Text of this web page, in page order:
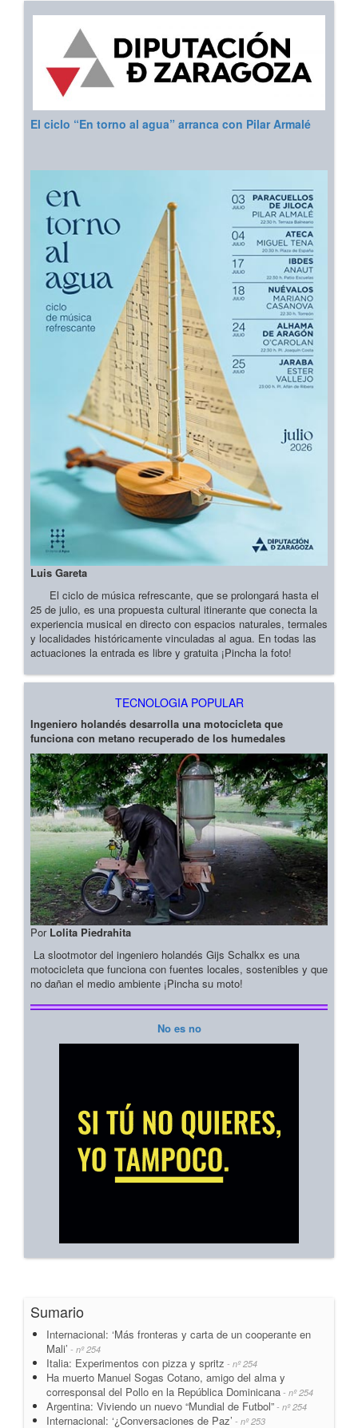
El ciclo “En torno al agua” arranca con Pilar Armalé
Luis Gareta
El ciclo de música refrescante, que se prolongará hasta el
25 de julio, es una propuesta cultural itinerante que conecta la
experiencia musical en directo con espacios naturales, termales
y localidades históricamente vinculadas al agua. En todas las
actuaciones la entrada es libre y gratuita ¡Pincha la foto!
TECNOLOGIA POPULAR
Ingeniero holandés desarrolla una motocicleta que
funciona con metano recuperado de los humedales
Por Lolita Piedrahita
La slootmotor del ingeniero holandés Gijs Schalkx es una
motocicleta que funciona con fuentes locales, sostenibles y que
no dañan el medio ambiente ¡Pincha su moto!
No es no
Sumario
Internacional: ‘Más fronteras y carta de un cooperante en
Mali’ - nº 254
Italia: Experimentos con pizza y spritz - nº 254
Ha muerto Manuel Sogas Cotano, amigo del alma y
corresponsal del Pollo en la República Dominicana - nº 254
Argentina: Viviendo un nuevo “Mundial de Futbol” - nº 254
Internacional: ‘¿Conversaciones de Paz’ - nº 253